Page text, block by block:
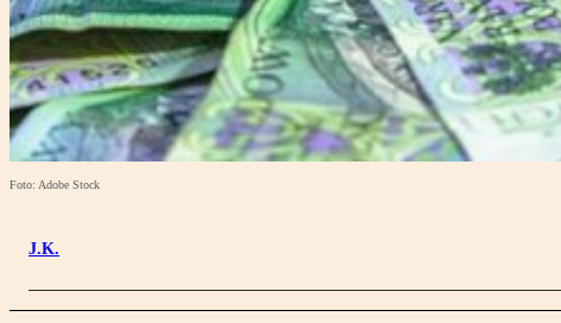
Foto: Adobe Stock
J.K.